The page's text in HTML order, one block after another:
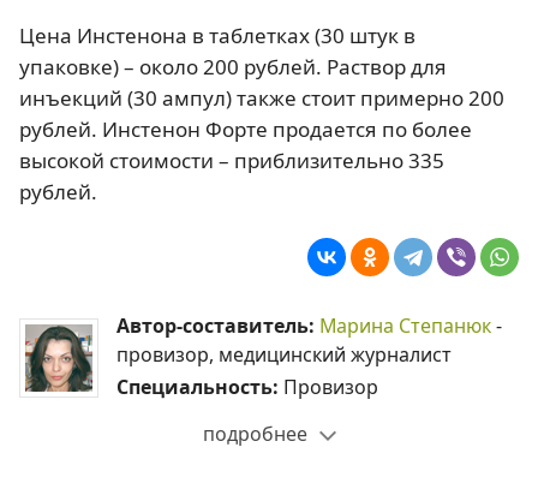
Цена Инстенона в таблетках (30 штук в
упаковке) – около 200 рублей. Раствор для
инъекций (30 ампул) также стоит примерно 200
рублей. Инстенон Форте продается по более
высокой стоимости – приблизительно 335
рублей.
Автор-составитель: Марина Степанюк-
провизор, медицинский журналист
Специальность: Провизор
подробнее